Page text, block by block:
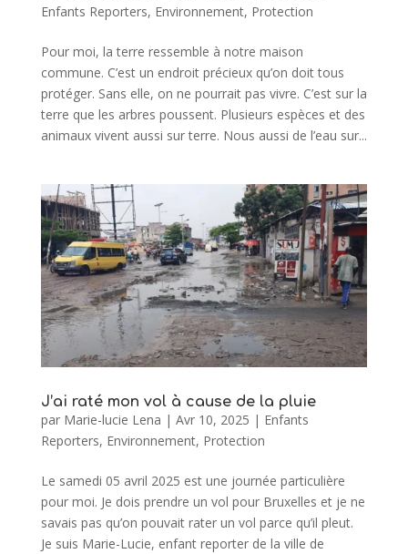
Enfants Reporters, Environnement, Protection
Pour moi, la terre ressemble à notre maison
commune. C’est un endroit précieux qu’on doit tous
protéger. Sans elle, on ne pourrait pas vivre. C’est sur la
terre que les arbres poussent. Plusieurs espèces et des
animaux vivent aussi sur terre. Nous aussi de l’eau sur...
J’ai raté mon vol à cause de la pluie
par Marie-lucie Lena | Avr 10, 2025 | Enfants
Reporters, Environnement, Protection
Le samedi 05 avril 2025 est une journée particulière
pour moi. Je dois prendre un vol pour Bruxelles et je ne
savais pas qu’on pouvait rater un vol parce qu’il pleut.
Je suis Marie-Lucie, enfant reporter de la ville de